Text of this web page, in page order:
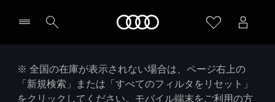
※ 全国の在庫が表示されない場合は、ページ右上の
「新規検索」または「すべてのフィルタをリセット」
をクリックしてください。モバイル端末をご利用の方